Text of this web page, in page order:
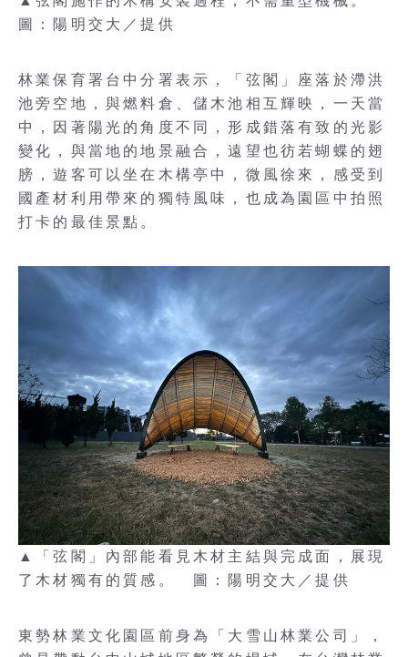
圖：陽明交大／提供
林業保育署台中分署表示，「弦閣」座落於滯洪
池旁空地，與燃料倉、儲木池相互輝映，一天當
中，因著陽光的角度不同，形成錯落有致的光影
變化，與當地的地景融合，遠望也彷若蝴蝶的翅
膀，遊客可以坐在木構亭中，微風徐來，感受到
國產材利用帶來的獨特風味，也成為園區中拍照
打卡的最佳景點。
▲「弦閣」內部能看見木材主結與完成面，展現
了木材獨有的質感。 圖：陽明交大／提供
東勢林業文化園區前身為「大雪山林業公司」，